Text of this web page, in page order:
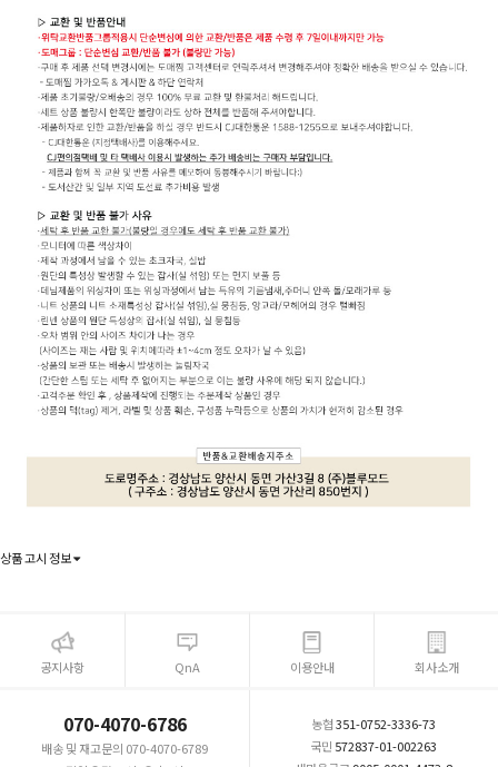
상품 고시 정보
공지사항 QnA 이용안내 회사소개
070-4070-6786
배송 및 재고문의 070-4070-6789
농협351-0752-3336-73
국민 572837-01-002263